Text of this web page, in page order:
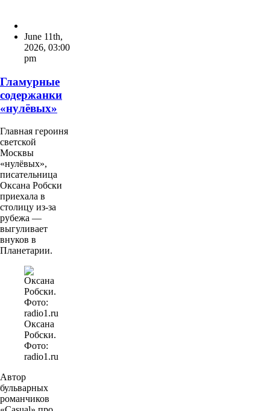
June 11th,
2026, 03:00
pm
Гламурные
содержанки
«нулёвых»
Главная героиня
светской
Москвы
«нулёвых»,
писательница
Оксана Робски
приехала в
столицу из-за
рубежа —
выгуливает
внуков в
Планетарии.
Оксана
Робски.
Фото:
radio1.ru
Автор
бульварных
романчиков